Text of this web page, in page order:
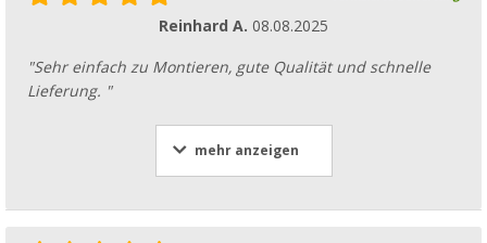
Reinhard A. 08.08.2025
"Sehr einfach zu Montieren, gute Qualität und schnelle
Lieferung. "
mehr anzeigen